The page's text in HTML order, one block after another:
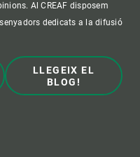
Al CREAF disposem
dedicats a la difusió
LLEGEIX EL
BLOG!